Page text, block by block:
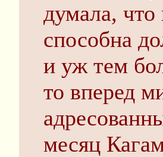
думала, что
способна
и уж тем
то вперед
месяц